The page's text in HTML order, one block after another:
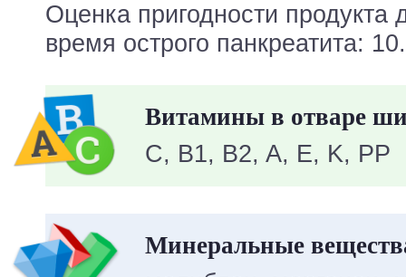
Оценка пригодности продукта
время острого панкреатита:
Витамины в отваре
C, B1, B2, A, E, K, PP
Минеральные